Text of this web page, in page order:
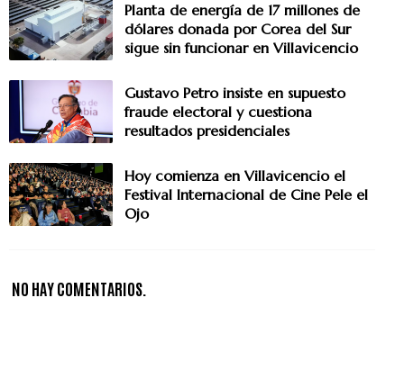
Planta de energía de 17 millones de
dólares donada por Corea del Sur
sigue sin funcionar en Villavicencio
Gustavo Petro insiste en supuesto
fraude electoral y cuestiona
resultados presidenciales
Hoy comienza en Villavicencio el
Festival Internacional de Cine Pele el
Ojo
NO HAY COMENTARIOS.